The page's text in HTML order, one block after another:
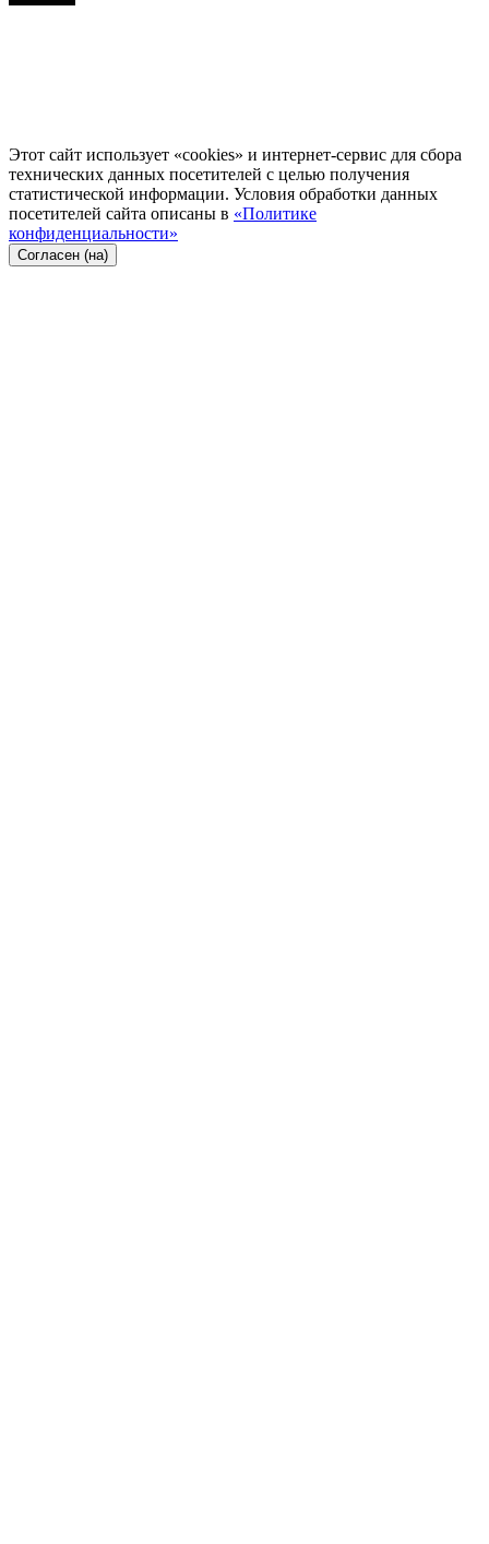
Этот сайт использует «cookies» и интернет-сервис для сбора
технических данных посетителей с целью получения
статистической информации. Условия обработки данных
посетителей сайта описаны в «Политике
конфиденциальности»
Согласен (на)